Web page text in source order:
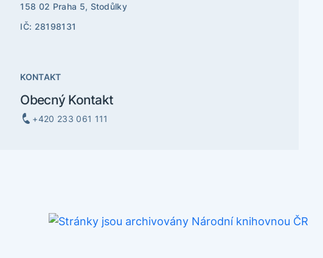
158 02 Praha 5, Stodůlky
IČ: 28198131
KONTAKT
Obecný Kontakt
+420 233 061 111